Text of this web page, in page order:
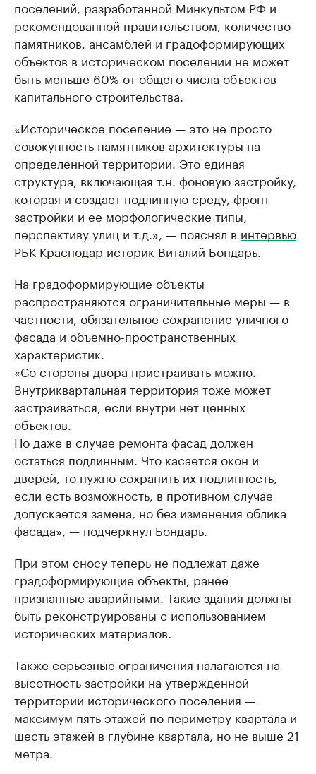
поселений, разработанной Минкультом РФ и
рекомендованной правительством, количество
памятников, ансамблей и градоформирующих
объектов в историческом поселении не может
быть меньше 60% от общего числа объектов
капитального строительства.
«Историческое поселение — это не просто
совокупность памятников архитектуры на
определенной территории. Это единая
структура, включающая т.н. фоновую застройку,
которая и создает подлинную среду, фронт
застройки и ее морфологические типы,
перспективу улиц и т.д.», — пояснял в интервью
РБК Краснодар историк Виталий Бондарь.
На градоформирующие объекты
распространяются ограничительные меры — в
частности, обязательное сохранение уличного
фасада и объемно-пространственных
характеристик.
«Со стороны двора пристраивать можно.
Внутриквартальная территория тоже может
застраиваться, если внутри нет ценных
объектов.
Но даже в случае ремонта фасад должен
остаться подлинным. Что касается окон и
дверей, то нужно сохранить их подлинность,
если есть возможность, в противном случае
допускается замена, но без изменения облика
фасада», — подчеркнул Бондарь.
При этом сносу теперь не подлежат даже
градоформирующие объекты, ранее
признанные аварийными. Такие здания должны
быть реконструированы с использованием
исторических материалов.
Также серьезные ограничения налагаются на
высотность застройки на утвержденной
территории исторического поселения —
максимум пять этажей по периметру квартала и
шесть этажей в глубине квартала, но не выше 21
метра.